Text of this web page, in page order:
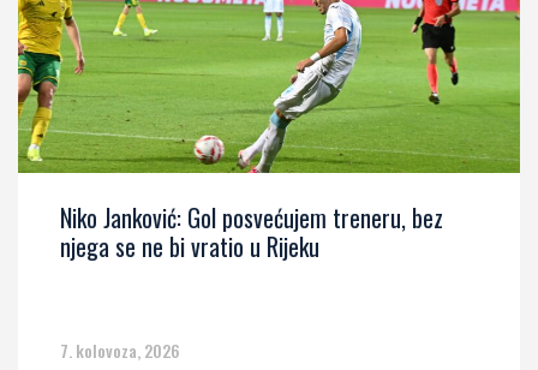
Niko Janković: Gol posvećujem treneru, bez
njega se ne bi vratio u Rijeku
7. kolovoza, 2026